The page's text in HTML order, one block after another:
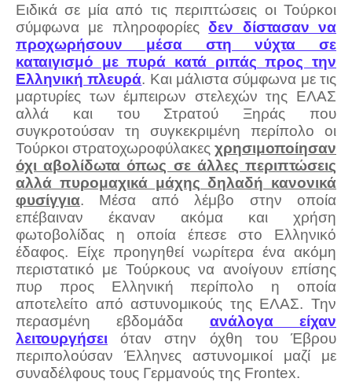
Ειδικά σε μία από τις περιπτώσεις οι Τούρκοι
σύμφωνα με πληροφορίεςδεν δίστασαν να
προχωρήσουν μέσα στη νύχτα σε
καταιγισμό με πυρά κατά ριπάς προς την
Ελληνική πλευρά. Και μάλιστα σύμφωνα με τις
μαρτυρίες των έμπειρων στελεχών της ΕΛΑΣ
αλλά και του Στρατού Ξηράς που
συγκροτούσαν τη συγκεκριμένη περίπολο οι
Τούρκοι στρατοχωροφύλακες χρησιμοποίησαν
όχι αβολίδωτα όπως σε άλλες περιπτώσεις
αλλά πυρομαχικά μάχης δηλαδή κανονικά
φυσίγγια. Μέσα από λέμβο στην οποία
επέβαιναν έκαναν ακόμα και χρήση
φωτοβολίδας η οποία έπεσε στο Ελληνικό
έδαφος. Είχε προηγηθεί νωρίτερα ένα ακόμη
περιστατικό με Τούρκους να ανοίγουν επίσης
πυρ προς Ελληνική περίπολο η οποία
αποτελείτο από αστυνομικούς της ΕΛΑΣ. Την
περασμένη εβδομάδα ανάλογα είχαν
λειτουργήσει
όταν στην όχθη του Έβρου
περιπολούσαν Έλληνες αστυνομικοί μαζί με
συναδέλφους τους Γερμανούς της Frontex.